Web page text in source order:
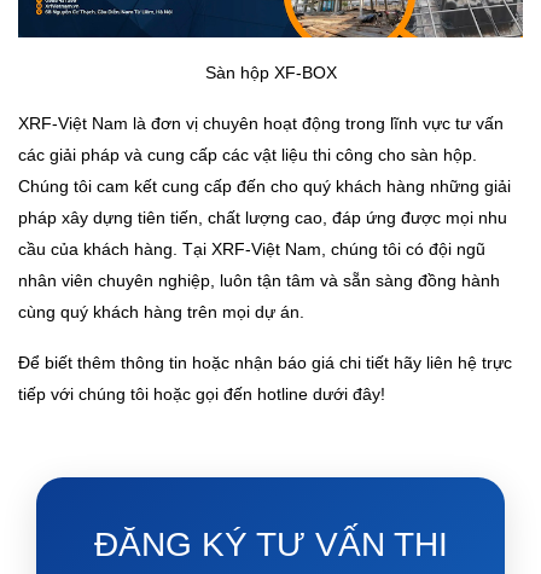
Sàn hộp XF-BOX
XRF-Việt Nam là đơn vị chuyên hoạt động trong lĩnh vực tư vấn
các giải pháp và cung cấp các vật liệu thi công cho sàn hộp.
Chúng tôi cam kết cung cấp đến cho quý khách hàng những giải
pháp xây dựng tiên tiến, chất lượng cao, đáp ứng được mọi nhu
cầu của khách hàng. Tại XRF-Việt Nam, chúng tôi có đội ngũ
nhân viên chuyên nghiệp, luôn tận tâm và sẵn sàng đồng hành
cùng quý khách hàng trên mọi dự án.
Để biết thêm thông tin hoặc nhận báo giá chi tiết hãy liên hệ trực
tiếp với chúng tôi hoặc gọi đến hotline dưới đây!
ĐĂNG KÝ TƯ VẤN THI